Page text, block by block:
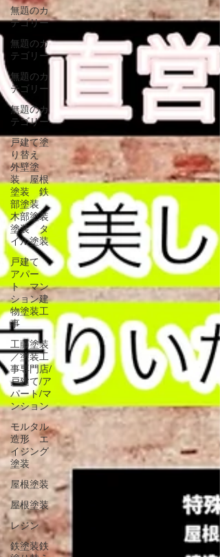
無題のカ
テゴリー
無題のカ
テゴリー
無題のカ
テゴリー
無題のカ
テゴリー
戸建て塗
り替え
外壁塗
装 屋根
塗装 鉄
部塗装
木部塗装
塗装 タ
イル塗装
戸建て
アパー
ト マン
ション建
物塗装工
事
工藤塗装
／塗装工
事専門店/
戸建て/ア
パート/マ
ンション
モルタル
造形 エ
イジング
塗装
屋根塗装
屋根塗装
レジン
鉄塗装鉄